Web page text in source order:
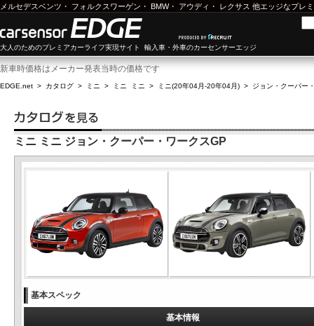
メルセデスベンツ ・ フォルクスワーゲン ・ BMW・ アウディ ・ レクサス 他エッジなプレ
大人のためのプレミアカーライフ実現サイト 輸入車・外車のカーセンサーエッジ
新車時価格はメーカー発表当時の価格です
EDGE.net > カタログ > ミニ > ミニ ミニ > ミニ(20年04月-20年04月) > ジョン・クーパー
ミニ ミニ ジョン・クーパー・ワークスGP
基本スペック
基本情報